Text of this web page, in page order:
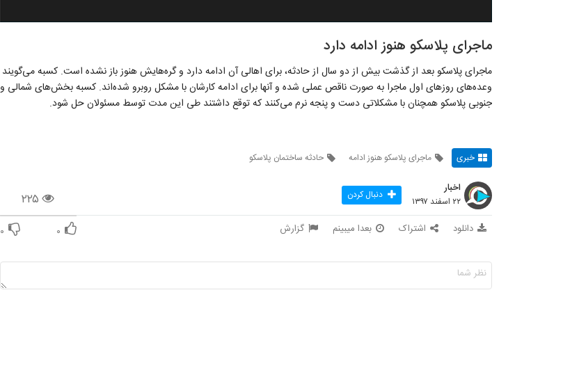
ماجرای پلاسکو هنوز ادامه دارد
ماجرای پلاسکو بعد از گذشت بیش از دو سال از حادثه، برای اهالی آن ادامه دارد و گره‌هایش هنوز باز نشده است. کسبه می‌گویند
وعده‌های روزهای اول ماجرا به صورت ناقص عملی شده و آنها برای ادامه کارشان با مشکل روبرو شده‌اند. کسبه بخش‌های شمالی و
جنوبی پلاسکو همچنان با مشکلاتی دست و پنجه نرم می‌کنند که توقع داشتند طی این مدت توسط مسئولان حل شود.
خبری ماجرای پلاسکو هنوز ادامه حادثه ساختمان پلاسکو
۲۲۵
اخبار
۲۲ اسفند ۱۳۹۷ دنبال کردن
دانلود اشتراک بعدا میبینم گزارش ۰ ۰